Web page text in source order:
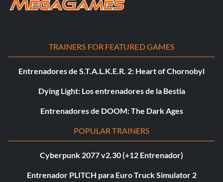
TRAINERS FOR FEATURED GAMES
Entrenadores de S.T.A.L.K.E.R. 2: Heart of Chornobyl
Dying Light: Los entrenadores de la Bestia
Entrenadores de DOOM: The Dark Ages
POPULAR TRAINERS
Cyberpunk 2077 v2.30 (+12 Entrenador)
Entrenador PLITCH para Euro Truck Simulator 2